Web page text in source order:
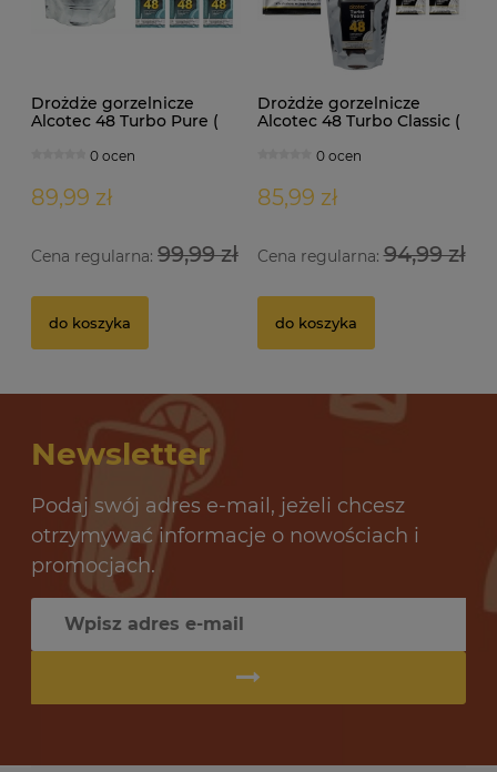
Drożdże gorzelnicze
Alcotec 48 Turbo Pure (
0 ocen
89,99 zł
Cena regularna: 99,99 zł
do koszyka
Drożdże gorzelnicze
Alcotec 48 Turbo Classic (
0 ocen
85,99 zł
Cena regularna:94,99 zł
do koszyka
12,69 zł
do koszyka
Newsletter
Podaj swój adres e-mail, jeżeli chcesz
otrzymywać informacje o nowościach i
promocjach.